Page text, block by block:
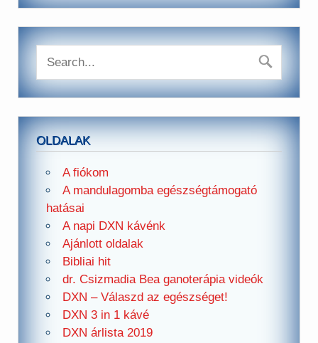
OLDALAK
A fiókom
A mandulagomba egészségtámogató
hatásai
A napi DXN kávénk
Ajánlott oldalak
Bibliai hit
dr. Csizmadia Bea ganoterápia videók
DXN – Válaszd az egészséget!
DXN 3 in 1 kávé
DXN árlista 2019